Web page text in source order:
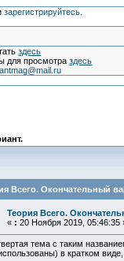
зарегистрируйтесь.
здесь
для просмотраздесь
Всего. Окончательный
Теория Всего.
« : 20 Ноября 2019, 05:46:35
тема с таким
в кратком